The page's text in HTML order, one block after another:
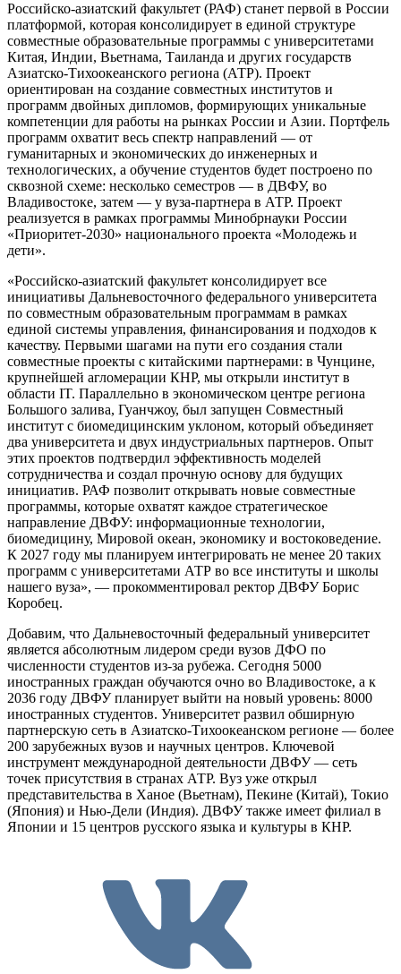
Российско-азиатский факультет (РАФ) станет первой в России
платформой, которая консолидирует в единой структуре
совместные образовательные программы с университетами
Китая, Индии, Вьетнама, Таиланда и других государств
Азиатско-Тихоокеанского региона (АТР). Проект
ориентирован на создание совместных институтов и
программ двойных дипломов, формирующих уникальные
компетенции для работы на рынках России и Азии. Портфель
программ охватит весь спектр направлений — от
гуманитарных и экономических до инженерных и
технологических, а обучение студентов будет построено по
сквозной схеме: несколько семестров — в ДВФУ, во
Владивостоке, затем — у вуза-партнера в АТР. Проект
реализуется в рамках программы Минобрнауки России
«Приоритет-2030» национального проекта «Молодежь и
дети».
«Российско-азиатский факультет консолидирует все
инициативы Дальневосточного федерального университета
по совместным образовательным программам в рамках
единой системы управления, финансирования и подходов к
качеству. Первыми шагами на пути его создания стали
совместные проекты с китайскими партнерами: в Чунцине,
крупнейшей агломерации КНР, мы открыли институт в
области IT. Параллельно в экономическом центре региона
Большого залива, Гуанчжоу, был запущен Совместный
институт с биомедицинским уклоном, который объединяет
два университета и двух индустриальных партнеров. Опыт
этих проектов подтвердил эффективность моделей
сотрудничества и создал прочную основу для будущих
инициатив. РАФ позволит открывать новые совместные
программы, которые охватят каждое стратегическое
направление ДВФУ: информационные технологии,
биомедицину, Мировой океан, экономику и востоковедение.
К 2027 году мы планируем интегрировать не менее 20 таких
программ с университетами АТР во все институты и школы
нашего вуза», — прокомментировал ректор ДВФУ Борис
Коробец.
Добавим, что Дальневосточный федеральный университет
является абсолютным лидером среди вузов ДФО по
численности студентов из-за рубежа. Сегодня 5000
иностранных граждан обучаются очно во Владивостоке, а к
2036 году ДВФУ планирует выйти на новый уровень: 8000
иностранных студентов. Университет развил обширную
партнерскую сеть в Азиатско-Тихоокеанском регионе — более
200 зарубежных вузов и научных центров. Ключевой
инструмент международной деятельности ДВФУ — сеть
точек присутствия в странах АТР. Вуз уже открыл
представительства в Ханое (Вьетнам), Пекине (Китай), Токио
(Япония) и Нью-Дели (Индия). ДВФУ также имеет филиал в
Японии и 15 центров русского языка и культуры в КНР.